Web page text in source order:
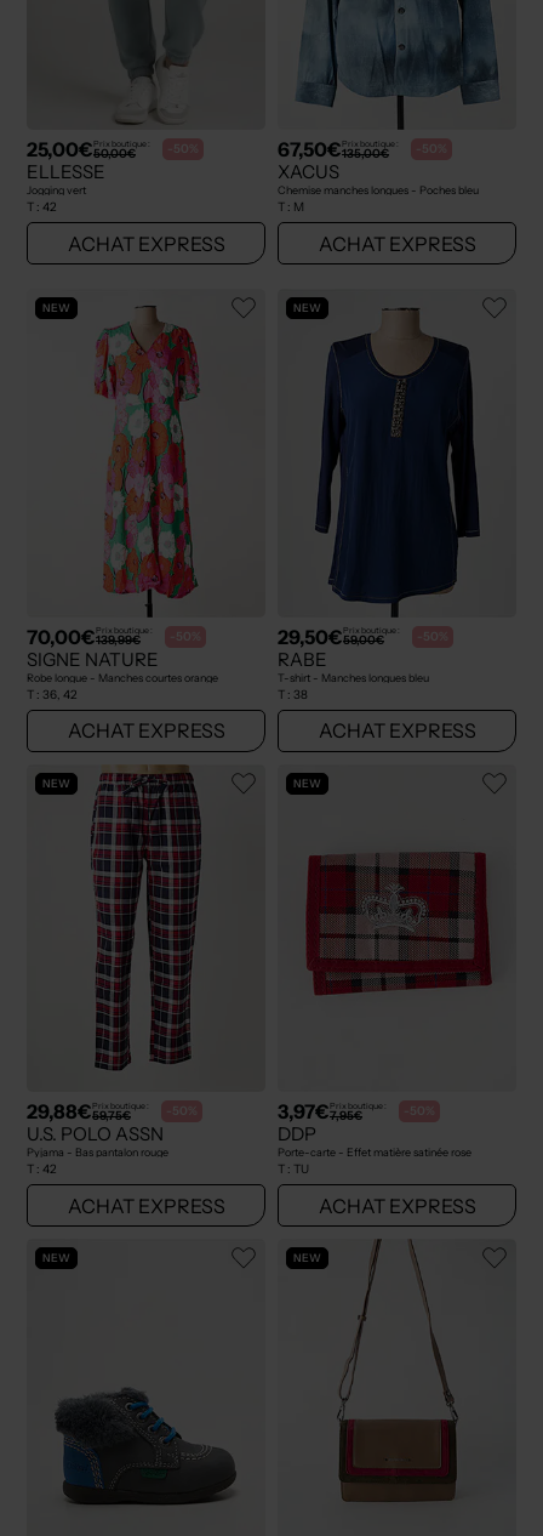
25,00€Prix boutique :
50,00€ -50%
ELLESSE
Jogging vert
T : 42
ACHAT EXPRESS
67,50€Prix boutique :
135,00€ -50%
XACUS
Chemise manches longues - Poches bleu
T : M
ACHAT EXPRESS
NEW
70,00€Prix boutique :
139,99€ -50%
SIGNE NATURE
Robe longue - Manches courtes orange
T : 36, 42
ACHAT EXPRESS
NEW
29,50€Prix boutique :
59,00€ -50%
RABE
T-shirt - Manches longues bleu
T : 38
ACHAT EXPRESS
NEW
29,88€Prix boutique :
59,75€ -50%
U.S. POLO ASSN
Pyjama - Bas pantalon rouge
T : 42
ACHAT EXPRESS
NEW
3,97€Prix boutique :
7,95€ -50%
DDP
Porte-carte - Effet matière satinée rose
T : TU
ACHAT EXPRESS
NEW NEW